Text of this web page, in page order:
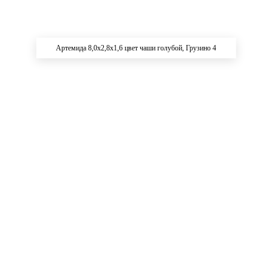
Артемида 8,0х2,8х1,6 цвет чаши голубой, Грузино 4